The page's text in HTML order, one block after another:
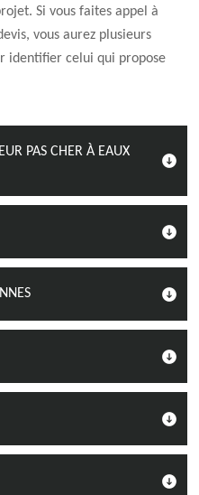
Si vous faites appel à
vous aurez plusieurs
identifier celui qui propose
PAS CHER À EAUX